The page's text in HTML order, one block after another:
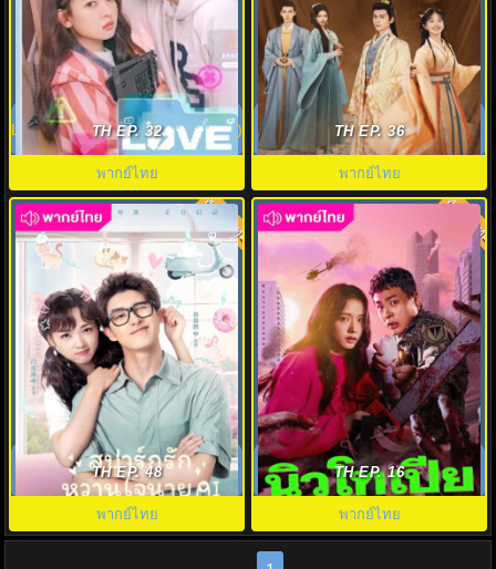
โค้ดรักหัวใจไม่มีรวน (2025)
LOVE.exe พากย์ไทย EP.1-16 (จบ)
TH EP. 32
พากย์ไทย
ฝันรักฝ่าโลกเอไอ (2024) Dream
Once More พากย์ไทย EP.1-18
(จบ)
TH EP. 36
พากย์ไทย
สปาร์กรัก หวานใจนาย AI
Unusual Idol Love พากย์ไทย
EP.1-24 (จบ)
7.0 พากย์ไทย
TH EP. 48
พากย์ไทย
นิวโทเปีย (2025) Newtopia พากย์
ไทย EP.1-8 (จบ)
7.0 พากย์ไทย
TH EP. 16
พากย์ไทย